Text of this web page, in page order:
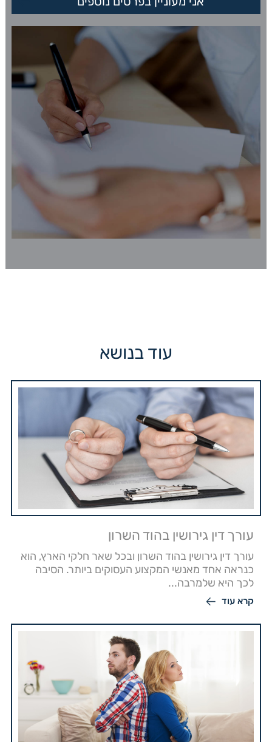
עוד בנושא
עורך דין גירושין בהוד השרון
עורך דין גירושין בהוד השרון ובכל שאר חלקי הארץ, הוא
כנראה אחד מאנשי המקצוע העסוקים ביותר. הסיבה
לכך היא שלמרבה...
קרא עוד